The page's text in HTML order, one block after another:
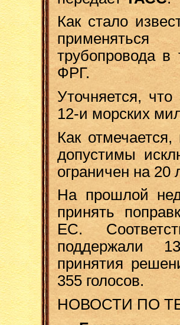
Как стало
трубопровода в
ФРГ.
Уточняется, что
12-и морских
Как отмечается,
допустимы
ограничен на 20
На прошлой
принять
ЕС.
поддержали
принятия
355 голосов.
НОВОСТИ ПО